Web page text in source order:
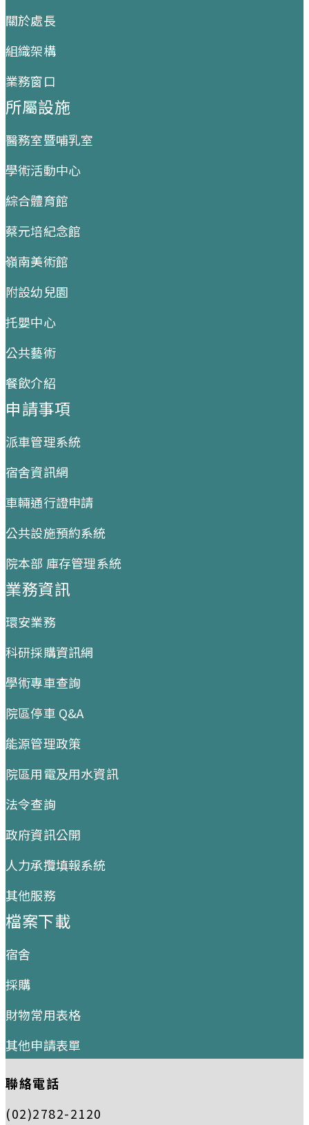
關於處長
組織架構
業務窗口
所屬設施
醫務室暨哺乳室
學術活動中心
綜合體育館
蔡元培紀念館
嶺南美術館
附設幼兒園
托嬰中心
公共藝術
餐飲介紹
申請事項
派車管理系統
宿舍資訊網
車輛通行證申請
公共設施預約系統
院本部 庫存管理系統
業務資訊
環安業務
科研採購資訊網
學術專車查詢
院區停車 Q&A
能源管理政策
院區用電及用水資訊
法令查詢
政府資訊公開
人力承攬填報系統
其他服務
檔案下載
宿舍
採購
財物常用表格
其他申請表單
聯絡電話
(02)2782-2120